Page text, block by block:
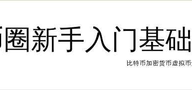
新手入门基
比特币加密货币虚拟